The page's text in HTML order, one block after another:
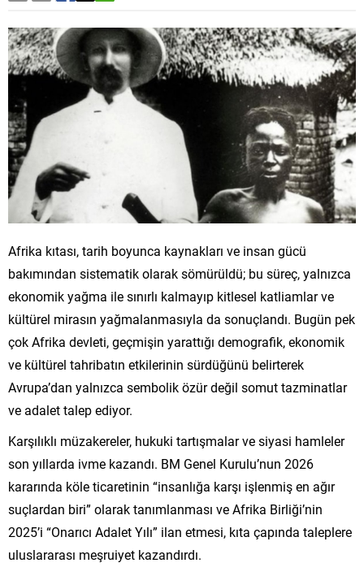
Afrika kıtası, tarih boyunca kaynakları ve insan gücü
bakımından sistematik olarak sömürüldü; bu süreç, yalnızca
ekonomik yağma ile sınırlı kalmayıp kitlesel katliamlar ve
kültürel mirasın yağmalanmasıyla da sonuçlandı. Bugün pek
çok Afrika devleti, geçmişin yarattığı demografik, ekonomik
ve kültürel tahribatın etkilerinin sürdüğünü belirterek
Avrupa’dan yalnızca sembolik özür değil somut tazminatlar
ve adalet talep ediyor.
Karşılıklı müzakereler, hukuki tartışmalar ve siyasi hamleler
son yıllarda ivme kazandı. BM Genel Kurulu’nun 2026
kararında köle ticaretinin “insanlığa karşı işlenmiş en ağır
suçlardan biri” olarak tanımlanması ve Afrika Birliği’nin
2025’i “Onarıcı Adalet Yılı” ilan etmesi, kıta çapında taleplere
uluslararası meşruiyet kazandırdı.